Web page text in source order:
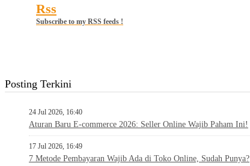
Rss
Subscribe to my RSS feeds !
Posting Terkini
24 Jul 2026, 16:40
Aturan Baru E-commerce 2026: Seller Online Wajib Paham Ini!
17 Jul 2026, 16:49
7 Metode Pembayaran Wajib Ada di Toko Online, Sudah Punya?